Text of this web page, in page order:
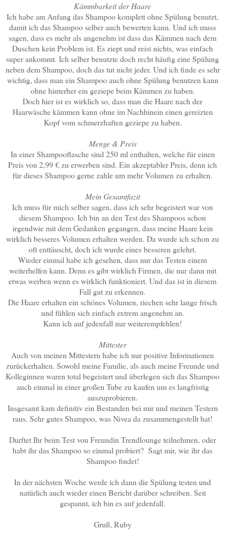
Kämmbarkeit der Haare
Ich habe am Anfang das Shampoo komplett ohne Spülung benutzt,
damit ich das Shampoo selber auch bewerten kann. Und ich muss
sagen, dass es mehr als angenehm ist dass das Kämmen nach dem
Duschen kein Problem ist. Es ziept und reist nichts, was einfach
super ankommt. Ich selber benutzte doch recht häufig eine Spülung
neben dem Shampoo, doch das tut nicht jeder. Und ich finde es sehr
wichtig, dass man ein Shampoo auch ohne Spülung benutzen kann
ohne hinterher ein geziepe beim Kämmen zu haben.
Doch hier ist es wirklich so, dass man die Haare nach der
Haarwäsche kämmen kann ohne im Nachhinein einen gereizten
Kopf vom schmerzhaften geziepe zu haben.
Menge & Preis
In einer Shampooflasche sind 250 ml enthalten, welche für einen
Preis von 2,99 € zu erwerben sind. Ein akzeptabler Preis, denn ich
für dieses Shampoo gerne zahle um mehr Volumen zu erhalten.
Mein Gesamtfazit
Ich muss für mich selber sagen, dass ich sehr begeistert war von
diesem Shampoo. Ich bin an den Test des Shampoos schon
irgendwie mit dem Gedanken gegangen, dass meine Haare kein
wirklich besseres Volumen erhalten werden. Da wurde ich schon zu
oft enttäuscht, doch ich wurde eines besseren gelehrt.
Wieder einmal habe ich gesehen, dass nur das Testen einem
weiterhelfen kann. Denn es gibt wirklich Firmen, die nur dann mit
etwas werben wenn es wirklich funktioniert. Und das ist in diesem
Fall gut zu erkennen.
Die Haare erhalten ein schönes Volumen, riechen sehr lange frisch
und fühlen sich einfach extrem angenehm an.
Kann ich auf jedenfall nur weiterempfehlen!
Mittester
Auch von meinen Mittestern habe ich nur positive Informationen
zurückerhalten. Sowohl meine Familie, als auch meine Freunde und
Kolleginnen waren total begeistert und überlegen sich das Shampoo
auch einmal in einer großen Tube zu kaufen um es langfristig
auszuprobieren.
Insgesamt kam definitiv ein Bestanden bei mir und meinen Testern
raus. Sehr gutes Shampoo, was Nivea da zusammengestellt hat!
Durftet Ihr beim Test von Freundin Trendlounge teilnehmen, oder
habt ihr das Shampoo so einmal probiert? Sagt mir, wie ihr das
Shampoo findet!
In der nächsten Woche werde ich dann die Spülung testen und
natürlich auch wieder einen Bericht darüber schreiben. Seit
gespannt, ich bin es auf jedenfall.
Gruß, Ruby